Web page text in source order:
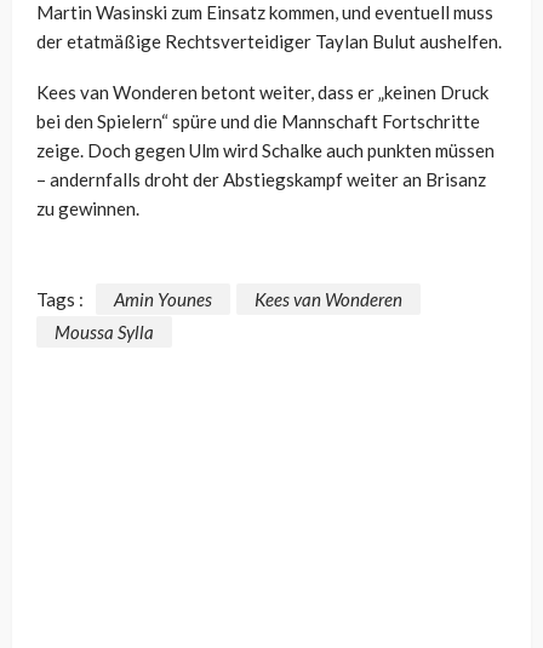
Martin Wasinski zum Einsatz kommen, und eventuell muss
der etatmäßige Rechtsverteidiger Taylan Bulut aushelfen.
Kees van Wonderen betont weiter, dass er „keinen Druck
bei den Spielern“ spüre und die Mannschaft Fortschritte
zeige. Doch gegen Ulm wird Schalke auch punkten müssen
– andernfalls droht der Abstiegskampf weiter an Brisanz
zu gewinnen.
Tags : Amin Younes
Kees van Wonderen
Moussa Sylla